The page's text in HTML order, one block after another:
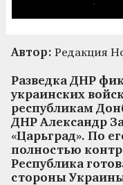
Автор: Редакция
Разведка ДНР
украинских
республикам
ДНР Александр
«Царьград». По
полностью
Республика
стороны